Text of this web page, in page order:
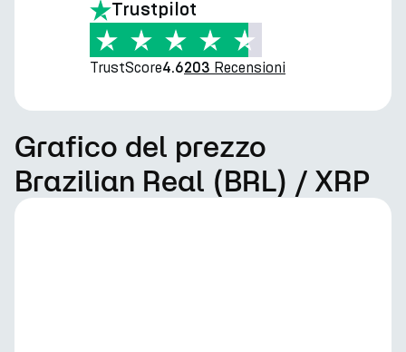
Trustpilot
TrustScore4.6203 Recensioni
Grafico del prezzo
Brazilian Real (BRL) / XRP